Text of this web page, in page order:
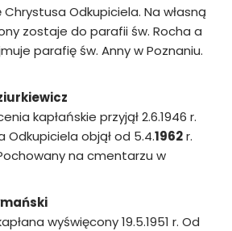
Odkupiciela. Na własną
zostaje do parafii św. Rocha a
parafię św. Anny w Poznaniu.
kapłańskie przyjął 2.6.1946 r.
Odkupiciela objął od 5.4.1962r.
Pochowany na cmentarzu w
wyświęcony 19.5.1951 r. Od